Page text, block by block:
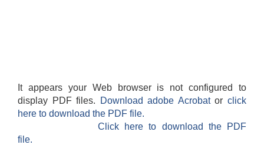
It appears your Web browser is not configured to
display PDF files.
Download adobe Acrobatorclick
here to download the PDF file.
Click here to download the PDF
file.